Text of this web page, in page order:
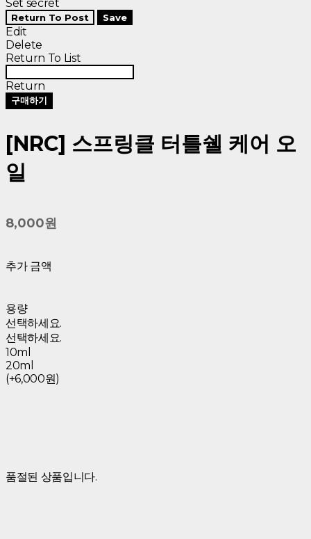
Set secret
Return To Post Save
Edit
Delete
Return To List
Return
구매하기
[NRC] 스프링클 터틀쉘 케어 오
일
8,000원
추가 금액
용량
선택하세요.
선택하세요.
10ml
20ml
(+6,000원)
품절된 상품입니다.